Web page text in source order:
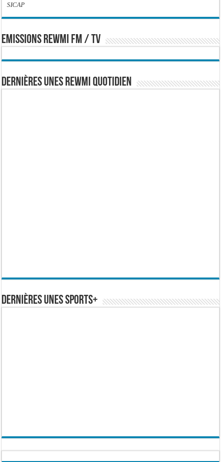
SICAP
EMISSIONS REWMI FM / TV
Dernières Unes Rewmi Quotidien
Dernières Unes Sports+